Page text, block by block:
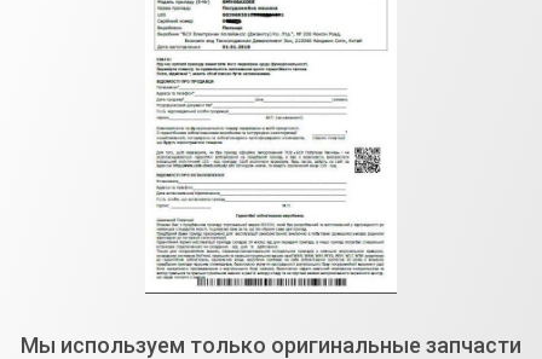
Мы используем только оригинальные запчасти